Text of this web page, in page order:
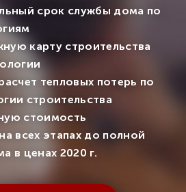
срок службы дома по
карту строительства
тепловых потерь по
строительства
стоимость
всех этапах до полной
в ценах 2020 г.